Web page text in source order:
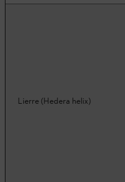
Lierre (Hedera helix)